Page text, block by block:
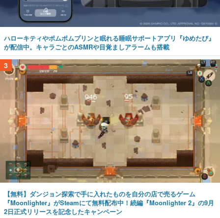
ハローキティやポムポムプリンと眠れる睡眠サポートアプリ『ゆめたび』
が配信中。キャラごとのASMRや目覚ましアラームも搭載
3
【無料】ダンジョン探索で手に入れたものを自分の店で売るゲーム
『Moonlighter』がSteamにて無料配布中！続編『Moonlighter 2』の9月
2日正式リリースを記念したキャンペーン